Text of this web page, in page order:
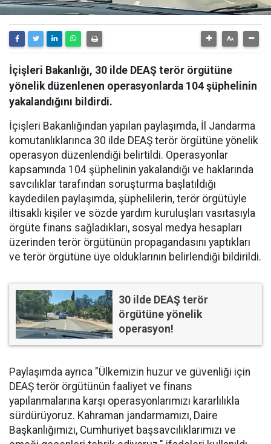
İçişleri Bakanlığı, 30 ilde DEAŞ terör örgütüne
yönelik düzenlenen operasyonlarda 104 şüphelinin
yakalandığını bildirdi.
İçişleri Bakanlığından yapılan paylaşımda, İl Jandarma
komutanlıklarınca 30 ilde DEAŞ terör örgütüne yönelik
operasyon düzenlendiği belirtildi. Operasyonlar
kapsamında 104 şüphelinin yakalandığı ve haklarında
savcılıklar tarafından soruşturma başlatıldığı
kaydedilen paylaşımda, şüphelilerin, terör örgütüyle
iltisaklı kişiler ve sözde yardım kuruluşları vasıtasıyla
örgüte finans sağladıkları, sosyal medya hesapları
üzerinden terör örgütünün propagandasını yaptıkları
ve terör örgütüne üye olduklarının belirlendiği bildirildi.
30 ilde DEAŞ terör
örgütüne yönelik
operasyon!
Paylaşımda ayrıca "Ülkemizin huzur ve güvenliği için
DEAŞ terör örgütünün faaliyet ve finans
yapılanmalarına karşı operasyonlarımızı kararlılıkla
sürdürüyoruz. Kahraman jandarmamızı, Daire
Başkanlığımızı, Cumhuriyet başsavcılıklarımızı ve